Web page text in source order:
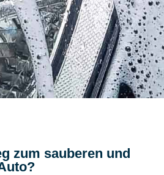
zum sauberen und